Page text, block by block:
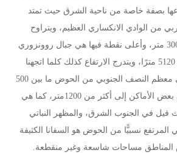
بصفة خاصة من ناحية الشرق حيث تمتد
من الوادي الانكساري العظيم، ويتراوح
ارتفاعها ما بين 2000 و3000 متر، وأعلى نقطة فيها هي جبال روونزوري
التي يبلغ ارتفاعها حوالي 5120 مترًا، ويتدرج الارتفاع كذلك كلما اتجهنا
جنوبًا حتى إنه يتراوح في معظم النصف الجنوبي من الحوض ما بين 500
و1000 متر وقد يصل في بعض الأماكن إلى أكثر من 1200متر، كما هي
فيل في الجنوب الشرق، والمظهر النباتي
المرتفع نسبيًّا من الحوض هو السفانا الكثيفة
المناطق مساحات شاسعة وغير منقطعة.